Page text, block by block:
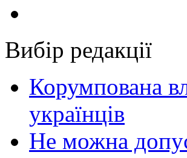
Вибір редакції
Корумпована
українців
Не можна